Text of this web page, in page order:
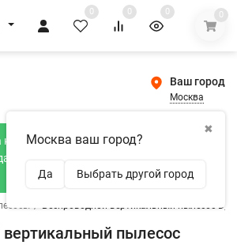
0 0 0 0
Ваш город
Москва
✖
Москва ваш город?
Да Выбрать другой город
телеграмм канал и получи
Type-C 20W при покупке в
/ Беспроводной вертикальный пылесос
вертикальный пылесос